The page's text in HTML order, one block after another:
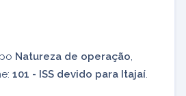
Natureza de operação
101 - ISS devido para Itajaí